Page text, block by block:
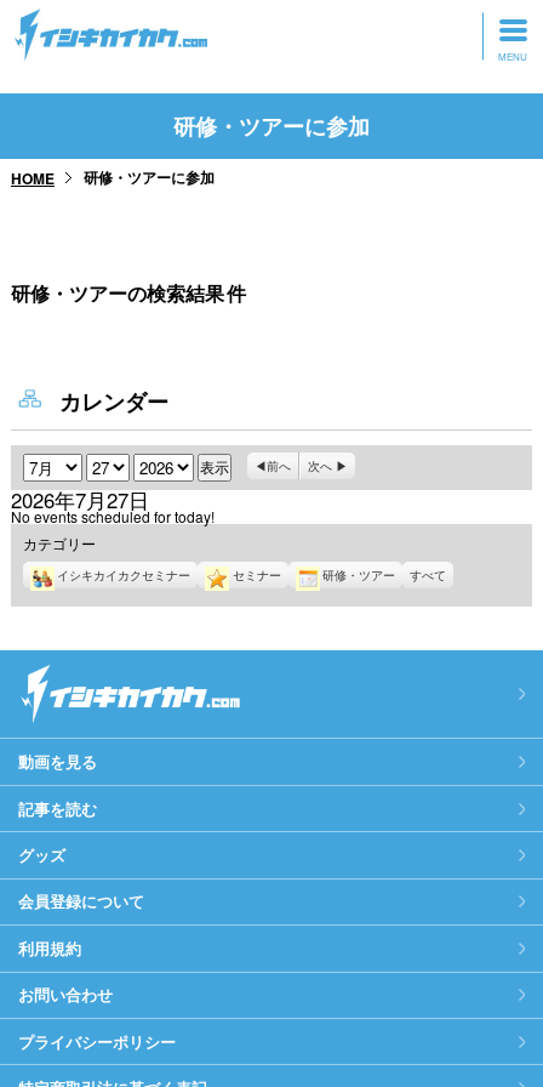
トップページ
研修・ツアーに参加
研修・ツアーに参加
HOME 研修・ツアーに参加
研修・ツアーの検索結果件
カレンダー
月 日 年 前へ 次へ
2026年7月27日
No events scheduled for today!
カテゴリー
イシキカイカクセミナー セミナー 研修・ツアー すべて
動画を見る
記事を読む
グッズ
会員登録について
利用規約
お問い合わせ
プライバシーポリシー